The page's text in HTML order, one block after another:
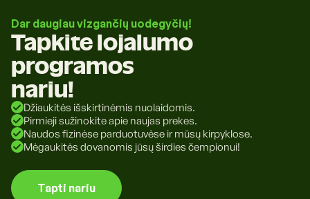
Dar daugiau vizgančių uodegyčių!
Tapkite lojalumo
programos
nariu!
Džiaukitės išskirtinėmis nuolaidomis.
Pirmieji sužinokite apie naujas prekes.
Naudos fizinėse parduotuvėse ir mūsų kirpyklose.
Mėgaukitės dovanomis jūsų širdies čempionui!
Tapti nariu